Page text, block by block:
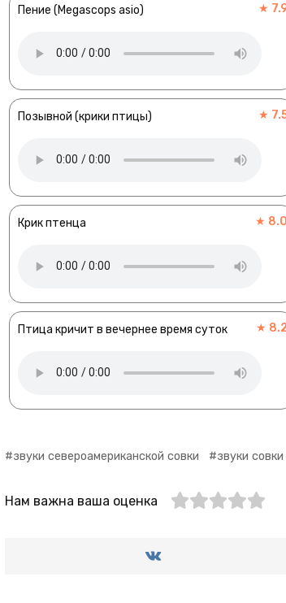
Пение (Megascops asio) ★
Позывной (крики птицы) ★
Крик птенца ★ 8.0
Птица кричит в вечернее время суток ★ 8.2
звуки североамериканской совки звуки совки
Нам важна ваша оценка